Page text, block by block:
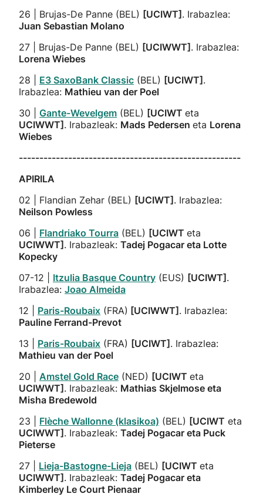
26 | Brujas-De Panne (BEL) [UCIWT] . Irabazlea:
Juan Sebastian Molano
27 | Brujas-De Panne (BEL) [UCIWWT] . Irabazlea:
Lorena Wiebes
28 | E3 SaxoBank Classic (BEL) [UCIWT] .
Irabazlea: Mathieu van der Poel
30 | Gante-Wevelgem (BEL) [UCIWT eta
UCIWWT] . Irabazleak: Mads Pedersen eta Lorena
Wiebes
------------------------------------------------------
APIRILA
02 | Flandian Zehar (BEL) [UCIWT] . Irabazlea:
Neilson Powless
06 | Flandriako Tourra (BEL) [UCIWT eta
UCIWWT] . Irabazleak: Tadej Pogacar eta Lotte
Kopecky
07-12 | Itzulia Basque Country (EUS) [UCIWT] .
Irabazlea: Joao Almeida
12 | Paris-Roubaix (FRA) [UCIWWT] . Irabazlea:
Pauline Ferrand-Prevot
13 | Paris-Roubaix (FRA) [UCIWT] . Irabazlea:
Mathieu van der Poel
20 | Amstel Gold Race (NED) [UCIWT eta
UCIWWT] . Irabazleak: Mathias Skjelmose eta
Misha Bredewold
23 | Flèche Wallonne (klasikoa) (BEL) [UCIWT eta
UCIWWT] . Irabazleak: Tadej Pogacar eta Puck
Pieterse
27 | Lieja-Bastogne-Lieja (BEL) [UCIWT eta
UCIWWT] . Irabazleak: Tadej Pogacar eta
Kimberley Le Court Pienaar